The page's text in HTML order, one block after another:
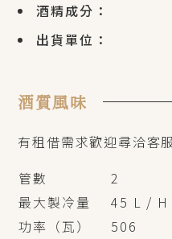
酒精成分：
出貨單位：
酒質風味
有租借需求歡迎尋洽
管數
2
最大製冷量
45 L / H
功率（瓦）
506